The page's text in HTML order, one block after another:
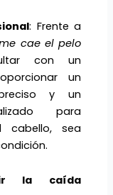
: Frente a
cae el pelo
con un
un
y un
para
sea
la caída